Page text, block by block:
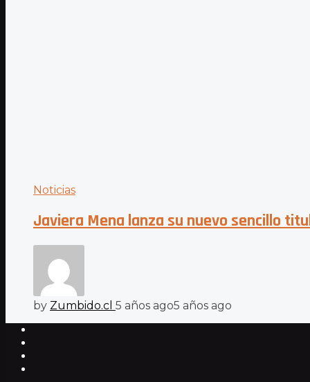
Noticias
Javiera Mena lanza su nuevo sencillo
by Zumbido.cl 5 años ago5 años ago